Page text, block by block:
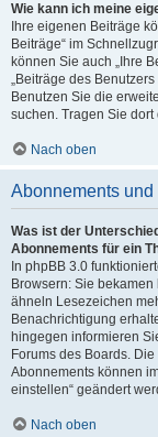
Wie kann ich meine
Ihre eigenen Beiträge
Beiträge“ im
können Sie auch „Ihre
„Beiträge des
Benutzen Sie die
suchen. Tragen Sie
Nach oben
Abonnements
Was ist der
Abonnements für ein
In phpBB 3.0
Browsern: Sie
ähneln Lesezeichen
Benachrichtigung
hingegen informieren
Forums des Boards.
Abonnements können
einstellen“ geändert
Nach oben